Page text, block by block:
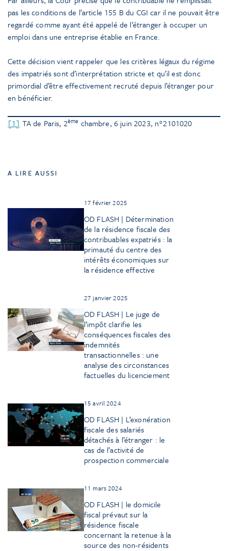
pas les conditions de l’article 155 B du CGI car il ne pouvait être
regardé comme ayant été appelé de l’étranger à occuper un
emploi dans une entreprise établie en France.
Cette décision vient rappeler que les critères légaux du régime
des impatriés sont d’interprétation stricte et qu’il est donc
primordial d’être effectivement recruté depuis l’étranger pour
en bénéficier.
[1] TA de Paris, 2ème chambre, 6 juin 2023, n°2101020
A LIRE AUSSI
17 février 2025
OD FLASH | Détermination
de la résidence fiscale des
contribuables expatriés : la
primauté du centre des
intérêts économiques sur
la résidence effective
27 janvier 2025
OD FLASH | Le juge de
l’impôt clarifie les
conséquences fiscales des
indemnités
transactionnelles : une
analyse des circonstances
factuelles du licenciement
15 avril 2024
OD FLASH | L’exonération
fiscale des salariés
détachés à l’étranger : le
cas de l’activité de
prospection commerciale
11 mars 2024
OD FLASH | le domicile
fiscal prévaut sur la
résidence fiscale
concernant la retenue à la
source des non-résidents